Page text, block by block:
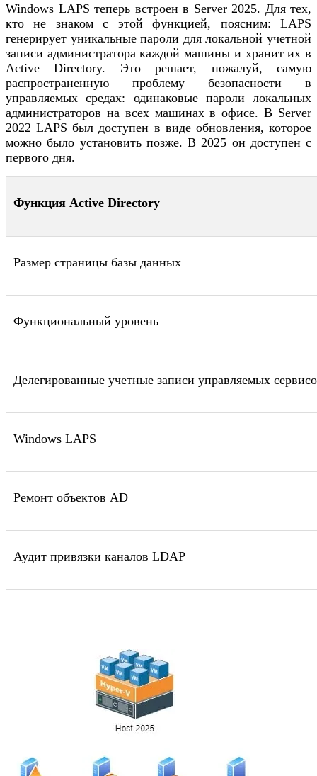
Windows LAPS теперь встроен в Server 2025. Для тех,
кто не знаком с этой функцией, поясним: LAPS
генерирует уникальные пароли для локальной учетной
записи администратора каждой машины и хранит их в
Active Directory. Это решает, пожалуй, самую
распространенную проблему безопасности в
управляемых средах: одинаковые пароли локальных
администраторов на всех машинах в офисе. В Server
2022 LAPS был доступен в виде обновления, которое
можно было установить позже. В 2025 он доступен с
первого дня.
Функция Active Directory
Размер страницы базы данных
Функциональный уровень
Делегированные учетные записи управляемых
Windows LAPS
Ремонт объектов AD
Аудит привязки каналов LDAP